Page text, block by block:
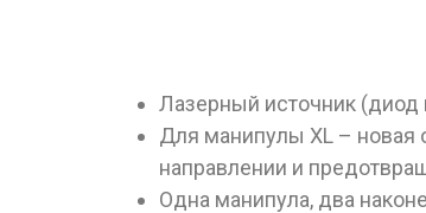
Лазерный источник (диод
Для манипулы XL – новая
направлении и
Одна манипула, два